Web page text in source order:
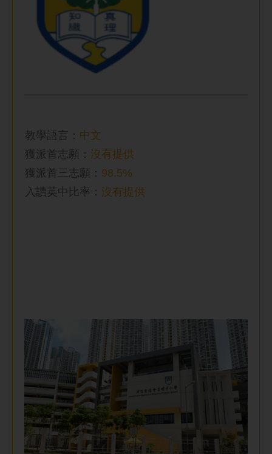
教學語言： 中文
獲派首志願： 沒有提供
獲派首三志願： 98.5%
入讀英中比率 ： 沒有提供